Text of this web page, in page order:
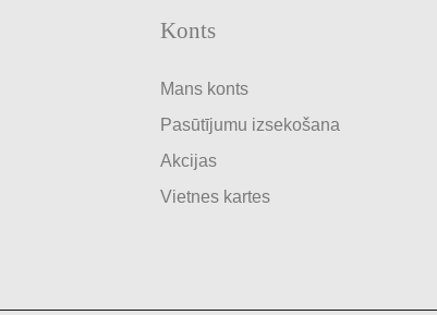
Konts
Mans konts
Pasūtījumu izsekošana
Akcijas
Vietnes kartes